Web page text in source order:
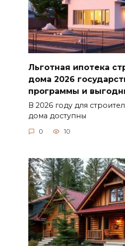
Льготная ипотека
дома 2026
программы и
В 2026 году для
дома доступны
0 10